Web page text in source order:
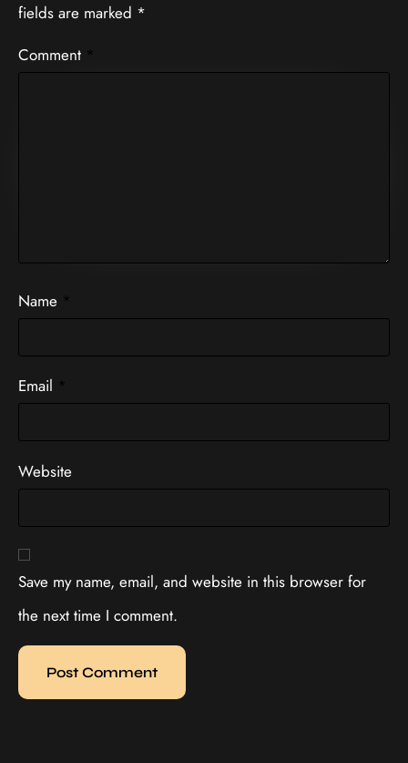
fields are marked *
Comment *
Name *
Email *
Website
Save my name, email, and website in this browser for
the next time I comment.